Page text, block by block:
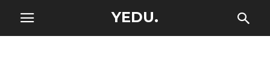
YEDU.